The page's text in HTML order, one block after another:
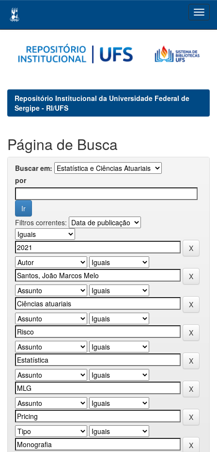
navigation
Repositório Institucional da Universidade Federal de
Sergipe - RI/UFS
Página de Busca
Buscar em:
por
Filtros correntes: